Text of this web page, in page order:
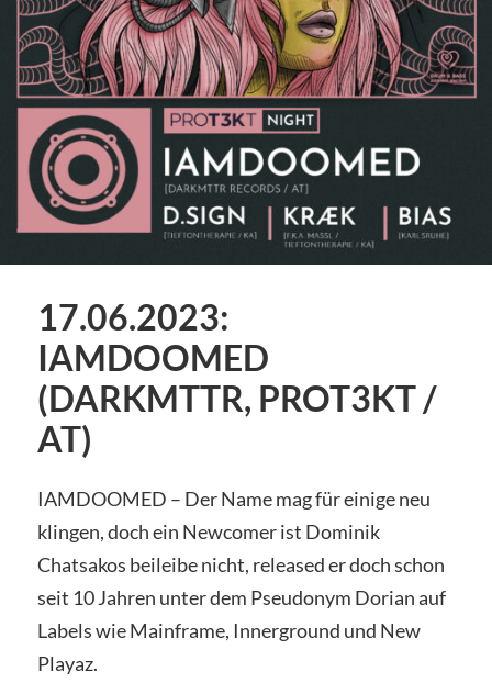
17.06.2023:
IAMDOOMED
(DARKMTTR, PROT3KT /
AT)
IAMDOOMED – Der Name mag für einige neu
klingen, doch ein Newcomer ist Dominik
Chatsakos beileibe nicht, released er doch schon
seit 10 Jahren unter dem Pseudonym Dorian auf
Labels wie Mainframe, Innerground und New
Playaz.